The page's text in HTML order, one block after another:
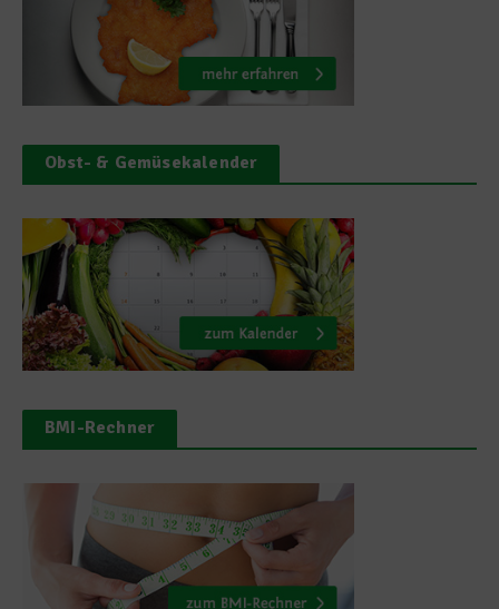
Obst- & Gemüsekalender
BMI-Rechner